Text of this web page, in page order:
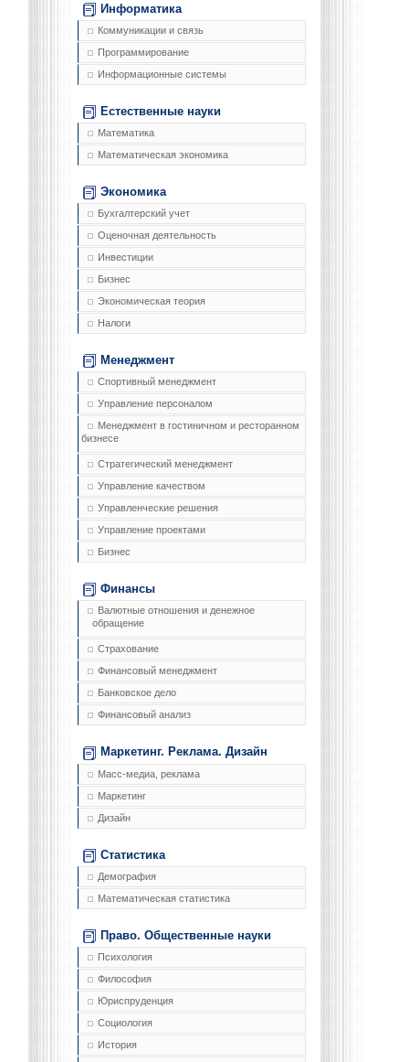
Информатика
Коммуникации и связь
Программирование
Информационные системы
Естественные науки
Математика
Математическая экономика
Экономика
Бухгалтерский учет
Оценочная деятельность
Инвестиции
Бизнес
Экономическая теория
Налоги
Менеджмент
Спортивный менеджмент
Управление персоналом
Менеджмент в гостиничном и ресторанном
бизнесе
Стратегический менеджмент
Управление качеством
Управленческие решения
Управление проектами
Бизнес
Финансы
Валютные отношения и денежное
обращение
Страхование
Финансовый менеджмент
Банковское дело
Финансовый анализ
Маркетинг. Реклама. Дизайн
Масс-медиа, реклама
Маркетинг
Дизайн
Статистика
Демография
Математическая статистика
Право. Общественные науки
Психология
Философия
Юриспруденция
Социология
История